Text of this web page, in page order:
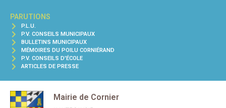
PARUTIONS
P.L.U.
P.V. CONSEILS MUNICIPAUX
BULLETINS MUNICIPAUX
MÉMOIRES DU POILU CORNIÉRAND
P.V. CONSEILS D'ÉCOLE
ARTICLES DE PRESSE
Mairie de Cornier